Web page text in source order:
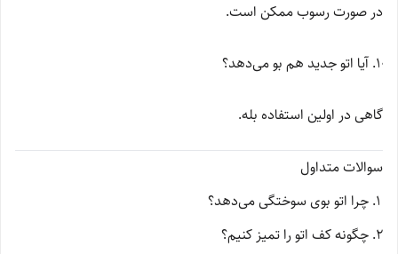
در صورت رسوب ممکن است.
آیا اتو جدید هم بو می‌دهد؟
گاهی در اولین استفاده بله.
سوالات متداول
چرا اتو بوی سوختگی می‌دهد؟
چگونه کف اتو را تمیز کنیم؟